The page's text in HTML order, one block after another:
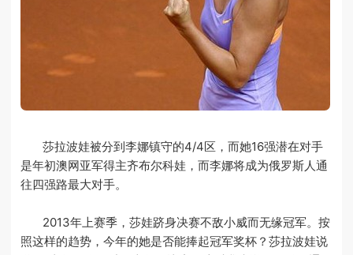
莎拉波娃被分到李娜镇守的4/4区，而她16强潜在对手
是年初澳网亚军得主齐布尔科娃，而李娜将成为俄罗斯人通
往四强路最大对手。
2013年上赛季，莎娃跻身决赛不敌小威而无缘冠军。按
照这样的趋势，今年的她是否能捧起冠军奖杯？莎拉波娃说